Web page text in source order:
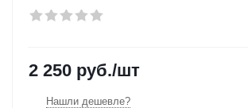
2 250 руб./шт
Нашли дешевле?